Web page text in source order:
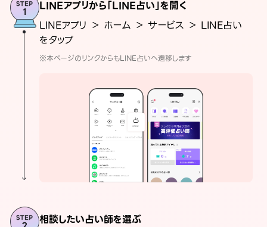
LINEアプリから「LINE占い」を開く
LINEアプリ ＞ ホーム ＞ サービス ＞ LINE占い
をタップ
※本ページのリンクからもLINE占いへ遷移します
相談したい占い師を選ぶ